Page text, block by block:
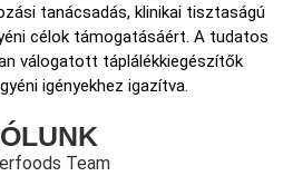
tanácsadás, klinikai tisztaságú
célok támogatásáért. A tudatos
válogatott táplálékkiegészítők
igényekhez igazítva.
Team